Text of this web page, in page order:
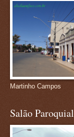
Martinho Campos
Salão Paroquial